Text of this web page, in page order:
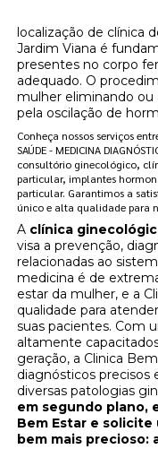
localização de clínica
Jardim Viana é
presentes no corpo
adequado. O
mulher eliminando ou
pela oscilação de
Conheça nossos serviços
SAÚDE - MEDICINA
consultório ginecológico,
particular, implantes
particular. Garantimos a
único e alta qualidade para
A clínica
visa a prevenção,
relacionadas ao
medicina é de
estar da mulher, e a
qualidade para
suas pacientes. Com
altamente
geração, a Clinica
diagnósticos precisos
diversas patologias
em segundo plano,
Bem Estar e
bem mais precioso: